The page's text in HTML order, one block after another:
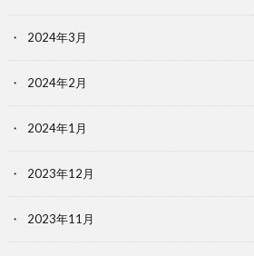
2024年3月
2024年2月
2024年1月
2023年12月
2023年11月